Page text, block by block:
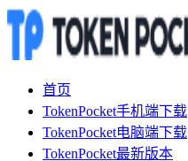
首页
TokenPocket手机端下载
TokenPocket电脑端下载
TokenPocket最新版本